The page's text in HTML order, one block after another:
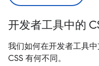
开发者工具中的
我们如何在开发者工具
CSS 有何不同。